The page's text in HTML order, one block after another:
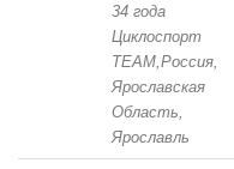
34 года
Циклоспорт
TEAM,Россия,
Ярославская
Область,
Ярославль